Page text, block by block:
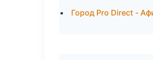
Город Pro Direct -